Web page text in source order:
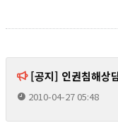
[공지] 인권침해상
2010-04-27 05:48